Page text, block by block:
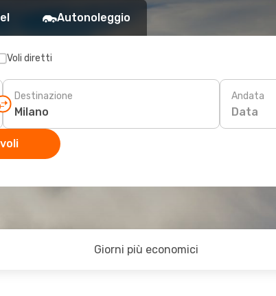
Autonoleggio
Voli diretti
Destinazione Andata
Data
Giorni più economici